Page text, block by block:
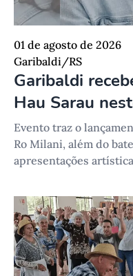
01 de agosto de 2026
Garibaldi/RS
Garibaldi
Hau Sarau
Evento traz o
Ro Milani, além do
apresentações